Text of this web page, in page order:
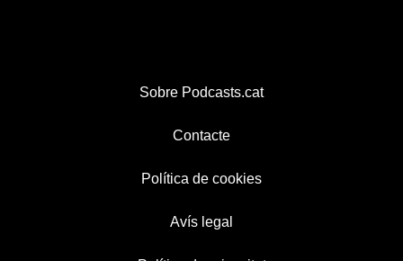
Sobre Podcasts.cat
Contacte
Política de cookies
Avís legal